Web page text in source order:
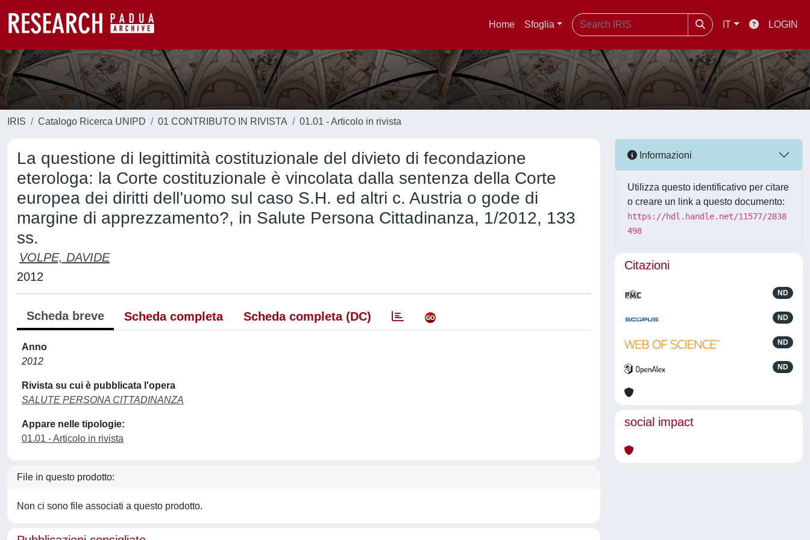
Home Sfoglia IT LOGIN
IRIS Catalogo Ricerca UNIPD 01 CONTRIBUTO IN RIVISTA 01.01 - Articolo in rivista
La questione di legittimità costituzionale del divieto di fecondazione
eterologa: la Corte costituzionale è vincolata dalla sentenza della Corte
europea dei diritti dell’uomo sul caso S.H. ed altri c. Austria o gode di
margine di apprezzamento?, in Salute Persona Cittadinanza, 1/2012, 133
ss.
VOLPE, DAVIDE
2012
Scheda breve Scheda completa Scheda completa (DC)
Anno
2012
Rivista su cui è pubblicata l'opera
SALUTE PERSONA CITTADINANZA
Appare nelle tipologie:
01.01 - Articolo in rivista
File in questo prodotto:
Non ci sono file associati a questo prodotto.
Informazioni
Utilizza questo identificativo per citare
o creare un link a questo documento:
https://hdl.handle.net/11577/2838
498
Citazioni
ND
ND
ND
ND
social impact